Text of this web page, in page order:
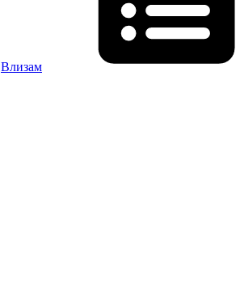
Влизам